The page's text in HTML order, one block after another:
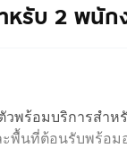
รับ 2 พนัก
พร้อมบริการสำห
ะพื้นที่ต้อนรับพร้อ